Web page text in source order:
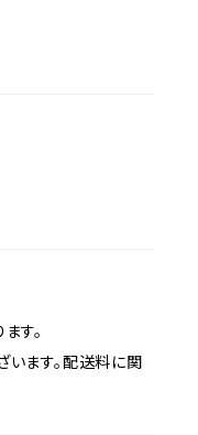
す。
います。配送料に関